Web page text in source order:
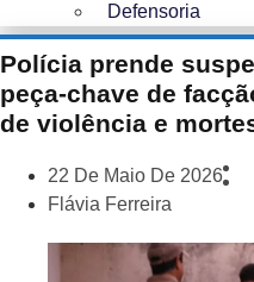
Defensoria
Polícia prende
peça-chave de
de violência e
22 De Maio De 2026
Flávia Ferreira